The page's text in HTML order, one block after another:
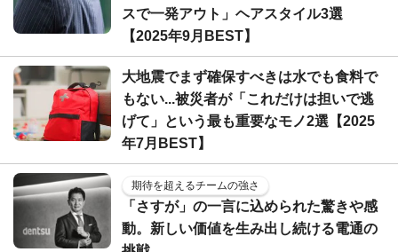
スで一発アウト」ヘアスタイル3選
【2025年9月BEST】
大地震でまず確保すべきは水でも食料で
もない...被災者が「これだけは担いで逃
げて」という最も重要なモノ2選【2025
年7月BEST】
期待を超えるチームの強さ
「さすが」の一言に込められた驚きや感
動。新しい価値を生み出し続ける電通の